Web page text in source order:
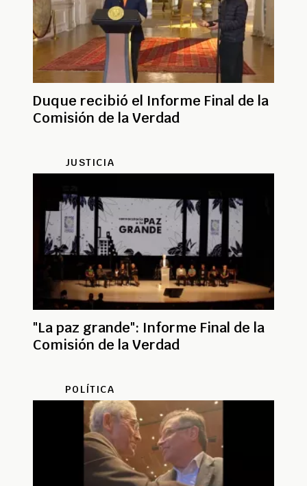
Duque recibió el Informe Final de la
Comisión de la Verdad
JUSTICIA
"La paz grande": Informe Final de la
Comisión de la Verdad
POLÍTICA